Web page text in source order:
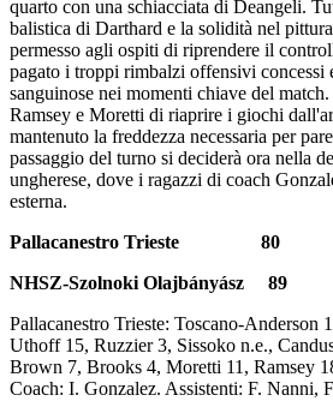
quarto con una schiacciata di Deangeli.
balistica di Darthard e la solidità nel
permesso agli ospiti di riprendere il
pagato i troppi rimbalzi offensivi concessi
sanguinose nei momenti chiave del
Ramsey e Moretti di riaprire i giochi
mantenuto la freddezza necessaria per
passaggio del turno si deciderà ora nella
ungherese, dove i ragazzi di coach
esterna.
Pallacanestro Trieste 80
NHSZ-Szolnoki Olajbányász 89
Pallacanestro Trieste: Toscano-Anderson
Uthoff 15, Ruzzier 3, Sissoko n.e.,
Brown 7, Brooks 4, Moretti 11, Ramsey
Coach: I. Gonzalez. Assistenti: F. Nanni,